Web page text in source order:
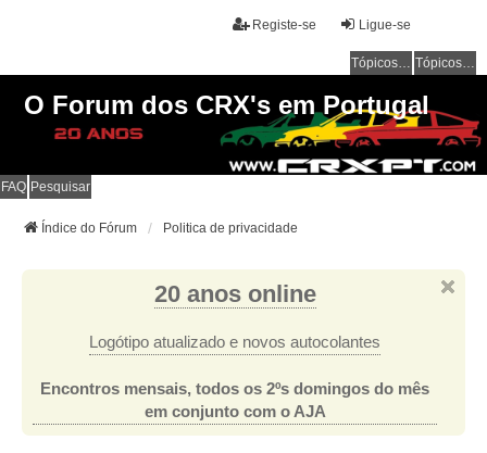
Ligue-se
Registe-se
Tópicos sem resposta Tópicos ativos
O Forum dos CRX's em Portugal
FAQ Pesquisar
Índice do Fórum Politica de privacidade
20 anos online
Logótipo atualizado e novos autocolantes
Encontros mensais, todos os 2ºs domingos do mês
em conjunto com o AJA